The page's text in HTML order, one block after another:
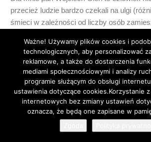
przecież ludzie bardzo czekali na ulgi
śmieci w zależności od liczby osób
mam nadzieje, że ta kadencja będzie jego
0
13 lat temu
Gleniowi, nie chodzi o dobro gminy, jemu
Ważne! Używamy plików cookies i
technologicznych, aby personalizować
reklamowe, a także do dostarczenia
mediami społecznościowymi i analizy
programie służącym do obsługi
ustawienia dotyczące cookies.Korzystanie
internetowych bez zmiany ustawień
oznacza, że będą one zapisane w